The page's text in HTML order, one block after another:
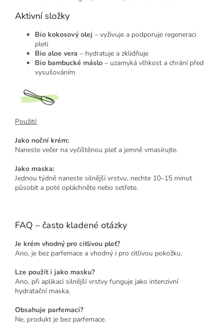
Aktivní složky
Bio kokosový olej – vyživuje a podporuje regeneraci
pleti
Bio aloe vera – hydratuje a zklidňuje
Bio bambucké máslo – uzamyká vlhkost a chrání před
vysušováním
Použití:
Jako noční krém:
Naneste večer na vyčištěnou pleť a jemně vmasírujte.
Jako maska:
Jednou týdně naneste silnější vrstvu, nechte 10–15 minut
působit a poté opláchněte nebo setřete.
FAQ – často kladené otázky
Je krém vhodný pro citlivou pleť?
Ano, je bez parfemace a vhodný i pro citlivou pokožku.
Lze použít i jako masku?
Ano, při aplikaci silnější vrstvy funguje jako intenzivní
hydratační maska.
Obsahuje parfemaci?
Ne, produkt je bez parfemace.